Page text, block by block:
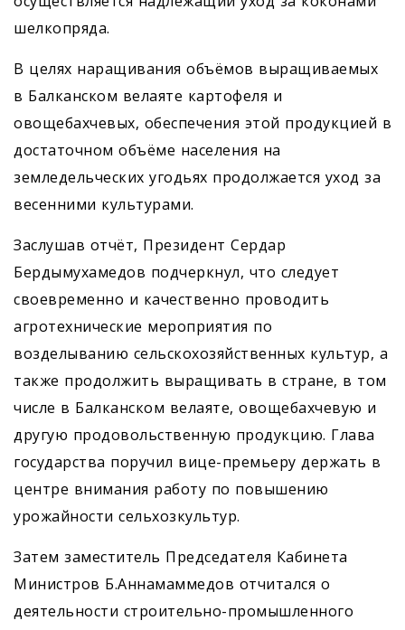
шелкопряда.
В целях наращивания объёмов выращиваемых
в Балканском велаяте картофеля и
овощебахчевых, обеспечения этой продукцией в
достаточном объёме населения на
земледельческих угодьях продолжается уход за
весенними культурами.
Заслушав отчёт, Президент Сердар
Бердымухамедов подчеркнул, что следует
своевременно и качественно проводить
агротехнические мероприятия по
возделыванию сельскохозяйственных культур, а
также продолжить выращивать в стране, в том
числе в Балканском велаяте, овощебахчевую и
другую продовольственную продукцию. Глава
государства поручил вице-премьеру держать в
центре внимания работу по повышению
урожайности сельхозкультур.
Затем заместитель Председателя Кабинета
Министров Б.Аннамаммедов отчитался о
деятельности строительно-промышленного